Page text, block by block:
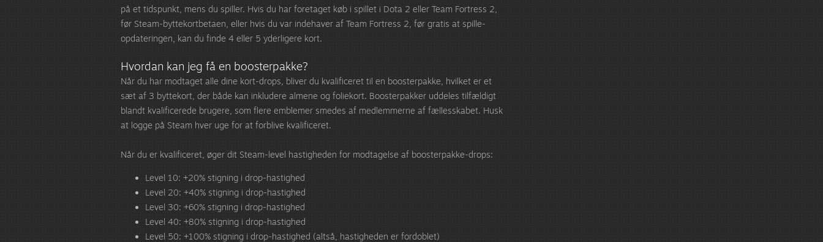
på et tidspunkt, mens du spiller. Hvis du har foretaget køb i spillet i Dota 2 eller Team Fortress 2,
før Steam-byttekortbetaen, eller hvis du var indehaver af Team Fortress 2, før gratis at spille-
opdateringen, kan du finde 4 eller 5 yderligere kort.
Hvordan kan jeg få en boosterpakke?
Når du har modtaget alle dine kort-drops, bliver du kvalificeret til en boosterpakke, hvilket er et
sæt af 3 byttekort, der både kan inkludere almene og foliekort. Boosterpakker uddeles tilfældigt
blandt kvalificerede brugere, som flere emblemer smedes af medlemmerne af fællesskabet. Husk
at logge på Steam hver uge for at forblive kvalificeret.
Når du er kvalificeret, øger dit Steam-level hastigheden for modtagelse af boosterpakke-drops:
Level 10: +20% stigning i drop-hastighed
Level 20: +40% stigning i drop-hastighed
Level 30: +60% stigning i drop-hastighed
Level 40: +80% stigning i drop-hastighed
Level 50: +100% stigning i drop-hastighed (altså, hastigheden er fordoblet)